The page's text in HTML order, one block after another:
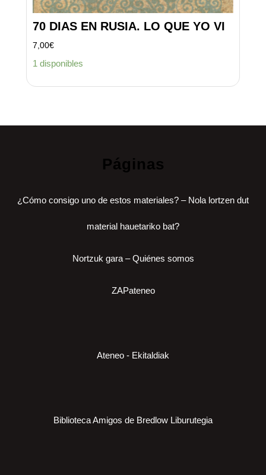
70 DIAS EN RUSIA. LO QUE YO VI
7,00€
1 disponibles
Páginas
¿Cómo consigo uno de estos materiales? – Nola lortzen dut
material hauetariko bat?
Nortzuk gara – Quiénes somos
ZAPateneo
Ateneo - Ekitaldiak
Biblioteca Amigos de Bredlow Liburutegia